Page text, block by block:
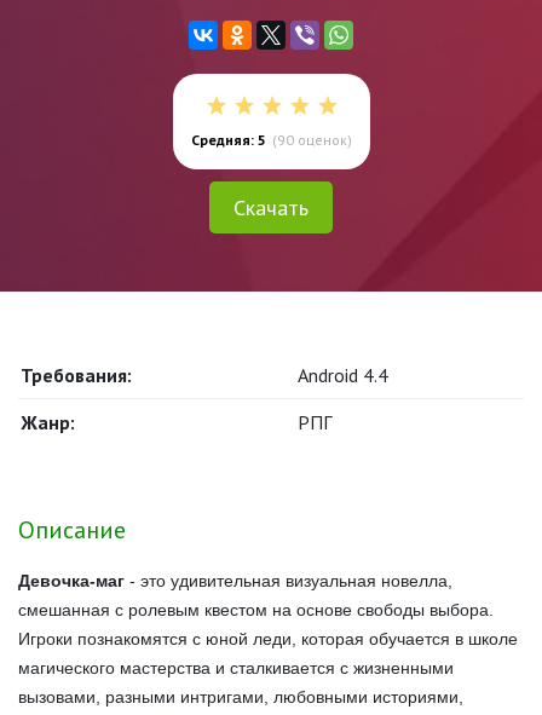
Средняя: 5 (90оценок)
Скачать
Требования:
Android 4.4
Жанр:
РПГ
Описание
Девочка-маг - это удивительная визуальная новелла,
смешанная с ролевым квестом на основе свободы выбора.
Игроки познакомятся с юной леди, которая обучается в школе
магического мастерства и сталкивается с жизненными
вызовами, разными интригами, любовными историями,